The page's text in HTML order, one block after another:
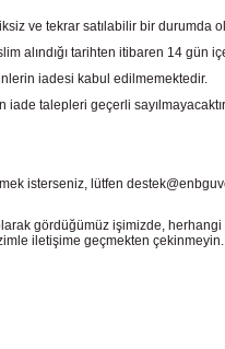
ve tekrar satılabilir bir durumda
alındığı tarihten itibaren 14 gün
iadesi kabul edilmemektedir.
iade talepleri geçerli
isterseniz, lütfen
gördüğümüz işimizde,
iletişime geçmekten çekinmeyin.